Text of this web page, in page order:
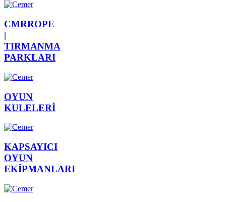
CMRROPE
|
TIRMANMA
PARKLARI
OYUN
KULELERİ
KAPSAYICI
OYUN
EKİPMANLARI